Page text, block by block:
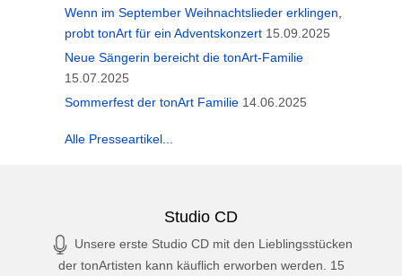
Wenn im September Weihnachtslieder erklingen,
probt tonArt für ein Adventskonzert 15.09.2025
Neue Sängerin bereicht die tonArt-Familie
15.07.2025
Sommerfest der tonArt Familie 14.06.2025
Alle Presseartikel...
Studio CD
Unsere erste Studio CD mit den Lieblingsstücken
der tonArtisten kann käuflich erworben werden. 15